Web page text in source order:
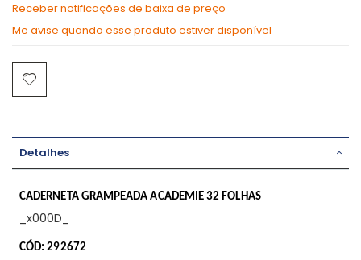
Receber notificações de baixa de preço
Me avise quando esse produto estiver disponível
Detalhes
CADERNETA GRAMPEADA ACADEMIE 32 FOLHAS
_x000D_
CÓD: 292672